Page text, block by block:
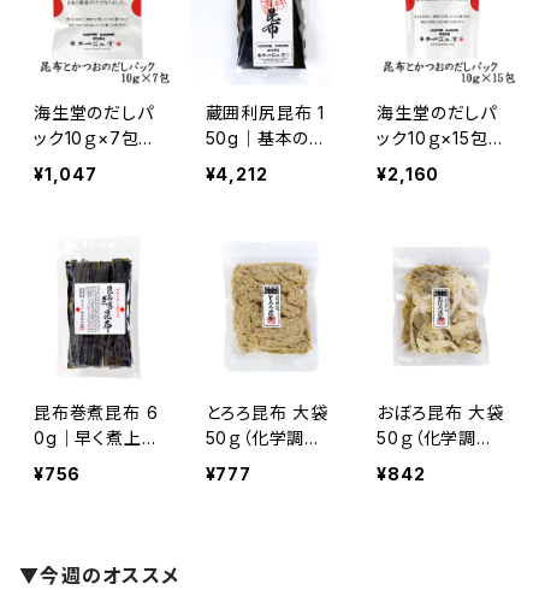
大徳醤油
房の露
五一ワイン
田中酒造場
海生堂のだしパ
ック10ｇ×7包｜
羅臼昆布とかつ
お荒節のみの無
¥1,047
蔵囲利尻昆布 1
50g｜基本のだ
し 利尻昆布は北
前船の贈り物 ｜
¥4,212
海生堂のだしパ
ック10ｇ×15包
｜羅臼昆布とか
つお荒節のみの
¥2,160
昆布巻煮昆布 6
0g｜早く煮上が
る早煮昆布｜奥
¥756
とろろ昆布 大袋
50ｇ（化学調味
料・保存料不使
¥777
おぼろ昆布 大袋
50ｇ（化学調味
料・保存料不使
¥842
▼今週のオススメ